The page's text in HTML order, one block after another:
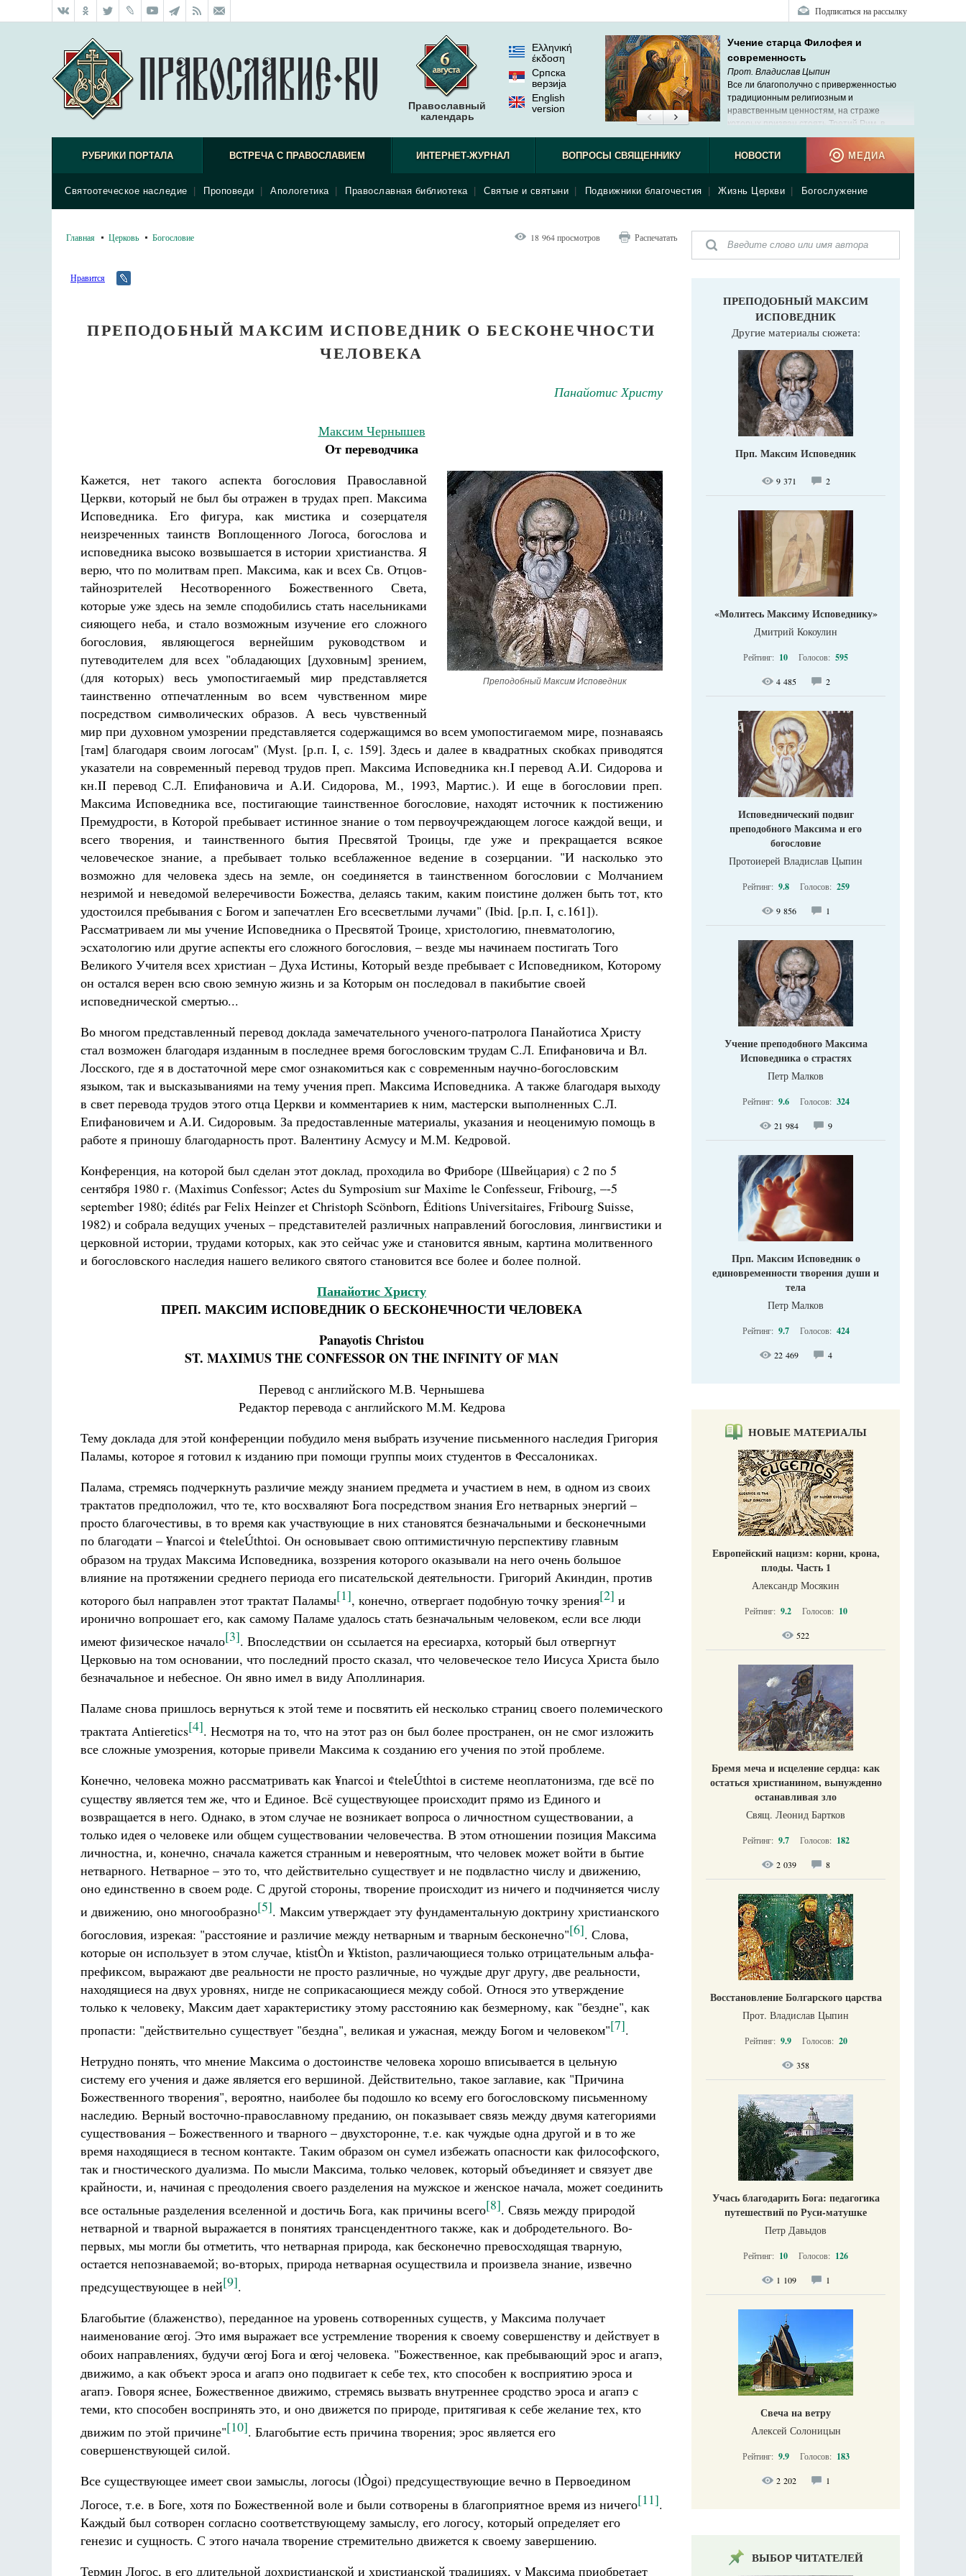
Подписаться на рассылку
Православный
календарь
Ελληνική
έκδοση
Српска
верзиjа
English
version
Учение старца Филофея и
современность
Прот. Владислав Цыпин
Все ли благополучно с приверженностью
традиционным религиозным и
нравственным ценностям, на страже
которых призван стоять Третий Рим, в
современной России?
РУБРИКИ ПОРТАЛА ВСТРЕЧА С ПРАВОСЛАВИЕМ
Святоотеческое наследие Проповеди Апологетика Православная библиотека Святые и святыни Подвижники благочестия Жизнь Церкви Богослужение
ИНТЕРНЕТ-ЖУРНАЛ ВОПРОСЫ СВЯЩЕННИКУ НОВОСТИ МЕДИА
Главная Церковь Богословие 18 964 просмотров Распечатать
Нравится
ПРЕПОДОБНЫЙ МАКСИМ ИСПОВЕДНИК О БЕСКОНЕЧНОСТИ
ЧЕЛОВЕКА
Панайотис Христу
Максим Чернышев
От переводчика
Преподобный Максим Исповедник
Кажется, нет такого аспекта богословия Православной
Церкви, который не был бы отражен в трудах преп. Максима
Исповедника. Его фигура, как мистика и созерцателя
неизреченных таинств Воплощенного Логоса, богослова и
исповедника высоко возвышается в истории христианства. Я
верю, что по молитвам преп. Максима, как и всех Св. Отцов-
тайнозрителей Несотворенного Божественного Света,
которые уже здесь на земле сподобились стать насельниками
сияющего неба, и стало возможным изучение его сложного
богословия, являющегося вернейшим руководством и
путеводителем для всех "обладающих [духовным] зрением,
(для которых) весь умопостигаемый мир представляется
таинственно отпечатленным во всем чувственном мире
посредством символических образов. А весь чувственный
мир при духовном умозрении представляется содержащимся во всем умопостигаемом мире, познаваясь
[там] благодаря своим логосам" (Myst. [р.п. I, c. 159]. Здесь и далее в квадратных скобках приводятся
указатели на современный перевод трудов преп. Максима Исповедника кн.I перевод А.И. Сидорова и
кн.II перевод С.Л. Епифановича и А.И. Сидорова, М., 1993, Мартис.). И еще в богословии преп.
Максима Исповедника все, постигающие тaинственное богословие, находят источник к постижению
Премудрости, в Которой пребывает истинное знание о том первоучреждающем логосе каждой вещи, и
всего творения, и таинственного бытия Пресвятой Троицы, где уже и прекращается всякое
человеческое знание, а пребывает только всеблаженное ведение в созерцании. "И насколько это
возможно для человека здесь на земле, он соединяется в тaинственном богословии с Молчанием
незримой и неведомой велеречивости Божества, делаясь таким, каким поистине должен быть тот, кто
удостоился пребывания с Богом и запечатлен Его всесветлыми лучами" (Ibid. [р.п. I, с.161]).
Рассматриваем ли мы учение Исповедника о Пресвятой Троице, христологию, пневматологию,
эсхатологию или другие аспекты его сложного богословия, – везде мы начинаем постигать Того
Великого Учителя всех христиан – Духа Истины, Который везде пребывает с Исповедником, Которому
он остался верен всю свою земную жизнь и за Которым он последовал в пакибытие своей
исповеднической смертью...
Во многом представленный перевод доклада замечательного ученого-патролога Панайотиса Христу
стал возможен благодаря изданным в последнее время богословским трудам С.Л. Епифановича и Вл.
Лосского, где я в достаточной мере смог ознакомиться как с современным научно-богословским
языком, так и высказываниями на тему учения преп. Максима Исповедника. А также благодаря выходу
в свет перевода трудов этого отца Церкви и комментариев к ним, мастерски выполненных С.Л.
Епифановичем и А.И. Сидоровым. За предоставленные материалы, указания и неоценимую помощь в
работе я приношу благодарность прот. Валентину Асмусу и М.М. Кедровой.
Конференция, на которой был сделан этот доклад, проходила во Фриборе (Швейцария) с 2 по 5
сентября 1980 г. (Maximus Confessor; Actes du Symposium sur Maxime le Confesseur, Fribourg, –-5
september 1980; édités par Felix Heinzer et Christoph Scönborn, Éditions Universitaires, Fribourg Suisse,
1982) и собрала ведущих ученых – представителей различных направлений богословия, лингвистики и
церковной истории, трудами которых, как это сейчас уже и становится явным, картина молитвенного
и богословского наследия нашего великого святого становится все более и более полной.
Панайотис Христу
ПРЕП. МАКСИМ ИСПОВЕДНИК О БЕСКОНЕЧНОСТИ ЧЕЛОВЕКА
Panayotis Christou
ST. MAXIMUS THE CONFESSOR ON THE INFINITY OF MAN
Перевод с английского М.В. Чернышева
Редактор перевода с английского М.М. Кедрова
Тему доклада для этой конференции побудило меня выбрать изучение письменного наследия Григория
Паламы, которое я готовил к изданию при помощи группы моих студентов в Фессалониках.
Палама, стремясь подчеркнуть различие между знанием предмета и участием в нем, в одном из своих
трактатов предположил, что те, кто восхваляют Бога посредством знания Его нетварных энергий –
просто благочестивы, в то время как участвующие в них становятся безначальными и бесконечными
по благодати – ¥narcoi и ¢teleÚthtoi. Он основывает свою оптимистичную перспективу главным
образом на трудах Максима Исповедника, воззрения которого оказывали на него очень большое
влияние на протяжении среднего периода его писательской деятельности. Григорий Акиндин, против
которого был направлен этот трактат Паламы[1], конечно, отвергает подобную точку зрения[2] и
иронично вопрошает его, как самому Паламе удалось стать безначальным человеком, если все люди
имеют физическое начало[3]. Впоследствии он ссылается на ересиарха, который был отвергнут
Церковью на том основании, что последний просто сказал, что человеческое тело Иисуса Христа было
безначальное и небесное. Он явно имел в виду Аполлинария.
Паламе снова пришлось вернуться к этой теме и посвятить ей несколько страниц своего полемического
трактата Antiеretics[4]. Несмотря на то, что на этот раз он был более пространен, он не смог изложить
все сложные умозрения, которые привели Максима к созданию его учения по этой проблеме.
Конечно, человека можно рассматривать как ¥narcoi и ¢teleÚthtoi в системе неоплатонизма, где всё по
существу является тем же, что и Единое. Всё существующее происходит прямо из Единого и
возвращается в него. Однако, в этом случае не возникает вопроса о личностном существовании, а
только идея о человеке или общем существовании человечества. В этом отношении позиция Максима
личностна, и, конечно, сначала кажется странным и невероятным, что человек может войти в бытие
нетварного. Нетварное – это то, что действительно существует и не подвластно числу и движению,
оно единственно в своем роде. С другой стороны, творение происходит из ничего и подчиняется числу
и движению, оно многообразно[5]. Максим утверждает эту фундаментальную доктрину христианского
богословия, изрекая: "расстояние и различие между нетварным и тварным бесконечно"[6]. Слова,
которые он использует в этом случае, ktistÒn и ¥ktiston, различающиеся только отрицательным альфа-
префиксом, выражают две реальности не просто различные, но чуждые друг другу, две реальности,
находящиеся на двух уровнях, нигде не соприкасающиеся между собой. Относя это утверждение
только к человеку, Максим дает характеристику этому расстоянию как безмерному, как "бездне", как
пропасти: "действительно существует "бездна", великая и ужасная, между Богом и человеком"[7].
Нетрудно понять, что мнение Максима о достоинстве человека хорошо вписывается в цельную
систему его учения и даже является его вершиной. Действительно, такое заглавие, как "Причина
Божественного творения", вероятно, наиболее бы подошло ко всему его богословскому письменному
наследию. Верный восточно-православному преданию, он показывает связь между двумя категориями
существования – Божественного и тварного – двухсторонне, т.е. как чуждые одна другой и в то же
время находящиеся в тесном контакте. Таким образом он сумел избежать опасности как философского,
так и гностического дуализма. По мысли Максима, только человек, который объединяет и связует две
крайности, и, начиная с преодоления своего разделения на мужское и женское начала, может соединить
все остальные разделения вселенной и достичь Бога, как причины всего[8]. Связь между природой
нетварной и тварной выражается в понятиях трансцендентного также, как и добродетельного. Во-
первых, мы могли бы отметить, что нетварная природа, как бесконечно превосходящая тварную,
остается непознаваемой; во-вторых, природа нетварная осуществила и произвела знание, извечно
предсуществующее в ней[9].
Благобытие (блаженство), переданное на уровень сотворенных существ, у Максима получает
наименование œroj. Это имя выражает все устремление творения к своему совершенству и действует в
обоих направлениях, будучи œroj Бога и œroj человека. "Божественное, как пребывающий эрос и агапэ,
движимо, а как объект эроса и агапэ оно подвигает к себе тех, кто способен к восприятию эроса и
агапэ. Говоря яснее, Божественное движимо, стремясь вызвать внутреннее сродство эроса и агапэ с
теми, кто способен воспринять это, и оно движется по природе, притягивая к себе желание тех, кто
движим по этой причине"[10]. Благобытие есть причина творения; эрос является его
совершенствующей силой.
Все существующее имеет свои замыслы, логосы (lÒgoi) предсуществующие вечно в Первоедином
Логосе, т.е. в Боге, хотя по Божественной воле и были сотворены в благоприятное время из ничего[11].
Каждый был сотворен согласно соответствующему замыслу, его логосу, который определяет его
генезис и сущность. С этого начала творение стремительно движется к своему завершению.
Термин Логос, в его длительной дохристианской и христианской традициях, у Максима приобретает
ПРЕПОДОБНЫЙ МАКСИМ
ИСПОВЕДНИК
Другие материалы сюжета:
Прп. Максим Исповедник
9 371 2
«Молитесь Максиму Исповеднику»
Дмитрий Кокоулин
Рейтинг: 10 Голосов: 595
4 485 2
Исповеднический подвиг
преподобного Максима и его
богословие
Протоиерей Владислав Цыпин
Рейтинг: 9.8 Голосов: 259
9 856 1
Учение преподобного Максима
Исповедника о страстях
Петр Малков
Рейтинг: 9.6 Голосов: 324
21 984 9
Прп. Максим Исповедник о
единовременности творения души и
тела
Петр Малков
Рейтинг: 9.7 Голосов: 424
22 469 4
НОВЫЕ МАТЕРИАЛЫ
Европейский нацизм: корни, крона,
плоды. Часть 1
Александр Мосякин
Рейтинг: 9.2 Голосов: 10
522
Бремя меча и исцеление сердца: как
остаться христианином, вынужденно
останавливая зло
Свящ. Леонид Бартков
Рейтинг: 9.7 Голосов: 182
2 039 8
Восстановление Болгарского царства
Прот. Владислав Цыпин
Рейтинг: 9.9 Голосов: 20
358
Учась благодарить Бога: педагогика
путешествий по Руси-матушке
Петр Давыдов
Рейтинг: 10 Голосов: 126
1 109 1
Свеча на ветру
Алексей Солоницын
Рейтинг: 9.9 Голосов: 183
2 202 1
ВЫБОР ЧИТАТЕЛЕЙ